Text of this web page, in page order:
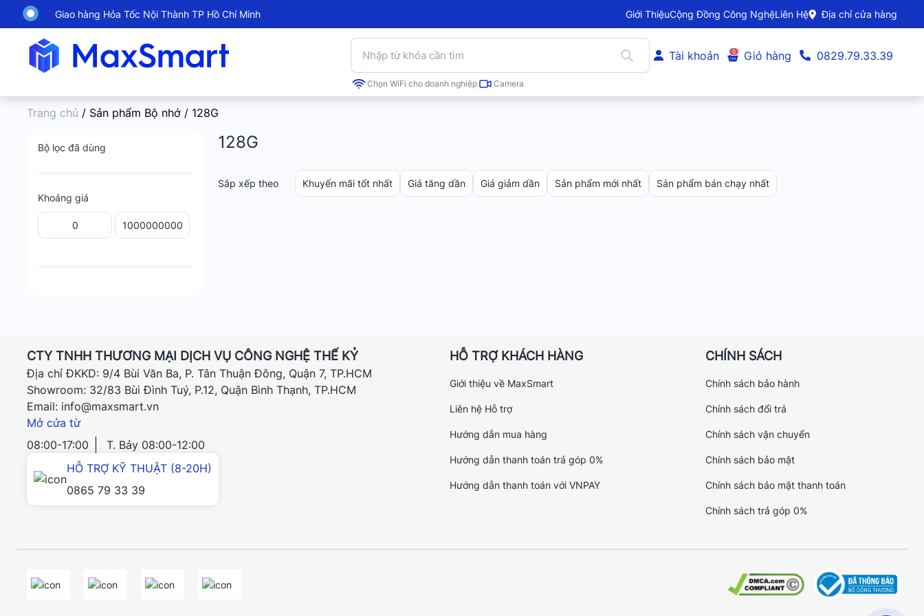
Giao hàng Hỏa Tốc Nội Thành TP Hồ Chí Minh Giới ThiệuCộng Đồng Công NghệLiên Hệ Địa chỉ cửa hàng
Chọn WiFi cho doanh nghiệp Camera
Tài khoản 0 Giỏ hàng 0829.79.33.39
Trang chủ / Sản phẩm Bộ nhớ / 128G
Bộ lọc đã dùng
Khoảng giá
128G
Sắp xếp theo Khuyến mãi tốt nhất Giá tăng dần Giá giảm dần Sản phẩm mới nhất Sản phẩm bán chạy nhất
CTY TNHH THƯƠNG MẠI DỊCH VỤ CÔNG NGHỆ THẾ KỶ
Địa chỉ ĐKKD: 9/4 Bùi Văn Ba, P. Tân Thuận Đông, Quận 7, TP.HCM
Showroom: 32/83 Bùi Đình Tuý, P.12, Quận Bình Thạnh, TP.HCM
Email: info@maxsmart.vn
Mở cửa từ
08:00-17:00
T. Bảy 08:00-12:00
HỖ TRỢ KỸ THUẬT (8-20H)
0865 79 33 39
HỖ TRỢ KHÁCH HÀNG
Giới thiệu về MaxSmart
Liên hệ Hỗ trợ
Hướng dẫn mua hàng
Hướng dẫn thanh toán trả góp 0%
Hướng dẫn thanh toán với VNPAY
CHÍNH SÁCH
Chính sách bảo hành
Chính sách đổi trả
Chính sách vận chuyển
Chính sách bảo mật
Chính sách bảo mật thanh toán
Chính sách trả góp 0%